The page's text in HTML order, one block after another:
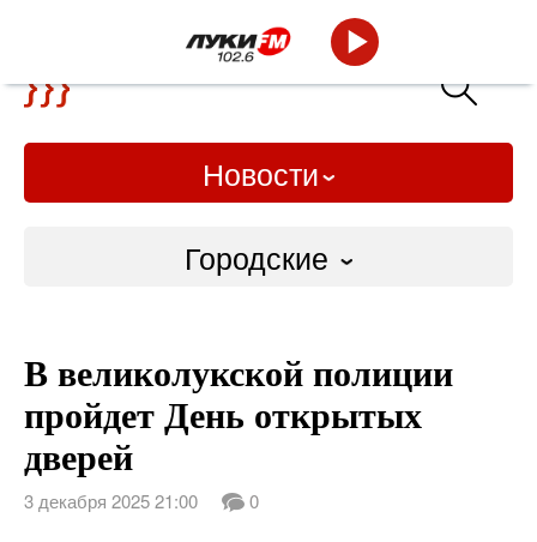
Новости
Городские
Слово Дело
Народные
ВТРК
В великолукской полиции
пройдет День открытых
дверей
3 декабря 2025 21:00 0